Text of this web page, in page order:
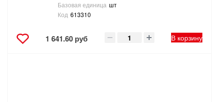
Базовая единица шт
Код 613310
1 641.60 руб В корзину